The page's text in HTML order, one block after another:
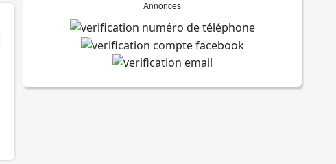
Annonces